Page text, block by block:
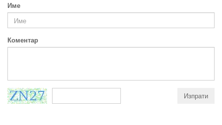
Име
Коментар